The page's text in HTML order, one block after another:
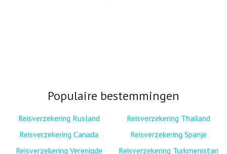
Populaire bestemmingen
Reisverzekering Rusland
Reisverzekering Canada
Reisverzekering Verenigde
Reisverzekering Thailand
Reisverzekering Spanje
Reisverzekering Turkmenistan